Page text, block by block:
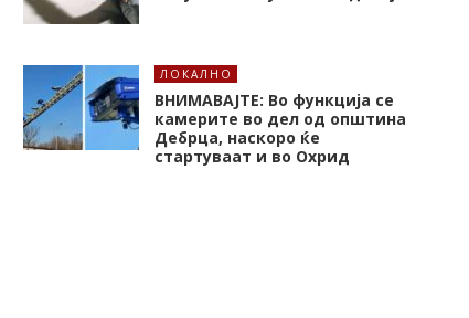
ЛОКАЛНО
ВНИМАВАЈТЕ: Во функција се
камерите во дел од општина
Дебрца, наскоро ќе
стартуваат и во Охрид